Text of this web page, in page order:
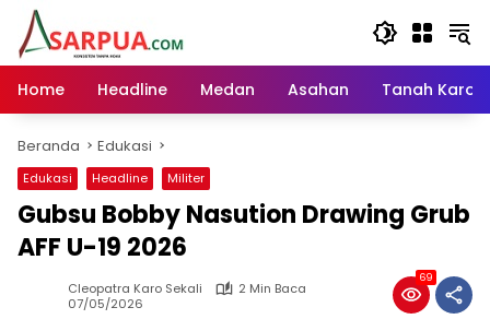
Langsung
konten
Home
Headline Medan Asahan Tanah Karo
Beranda Edukasi
Edukasi Headline Militer
Gubsu Bobby Nasution Drawing Grub
AFF U-19 2026
Cleopatra Karo Sekali
2 Min Baca
07/05/2026
69